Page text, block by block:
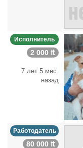
Исполнитель
2 000 ₶
7 лет 5 мес.
назад
Работодатель
80 000 ₶